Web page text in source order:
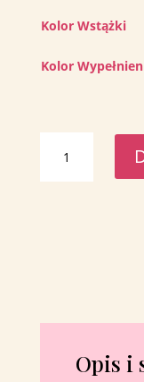
Kolor Wstążki
Kolor
Pakowanie
w
Opis i